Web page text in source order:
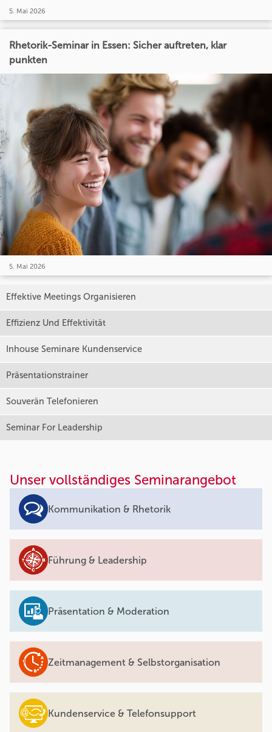
5. Mai 2026
Rhetorik-Seminar in Essen: Sicher auftreten, klar
punkten
5. Mai 2026
Effektive Meetings Organisieren
Effizienz Und Effektivität
Inhouse Seminare Kundenservice
Präsentationstrainer
Souverän Telefonieren
Seminar For Leadership
Unser vollständiges Seminarangebot
Kommunikation & Rhetorik
Führung & Leadership
Präsentation & Moderation
Zeitmanagement & Selbstorganisation
Kundenservice & Telefonsupport